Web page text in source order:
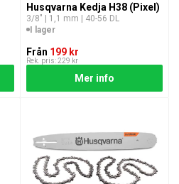
Husqvarna Kedja H38 (Pixel)
3/8″ | 1,1 mm | 40-56 DL
I lager
Från 199 kr
Rek. pris: 229 kr
Mer info